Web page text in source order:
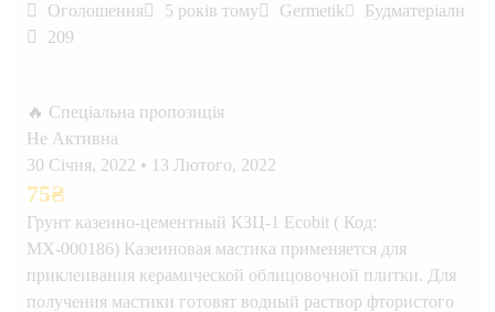
Оголошення 5 років тому Germetik
Будматеріали
209
🔥 Спеціальна пропозиція
Не Активна
30 Січня, 2022 • 13 Лютого, 2022
75₴
Грунт казеино-цементный КЗЦ-1 Ecobit ( Код:
МХ-000186) Казеиновая мастика применяется для
приклеивания керамической облицовочной плитки. Для
получения мастики готовят водный раствор фтористого